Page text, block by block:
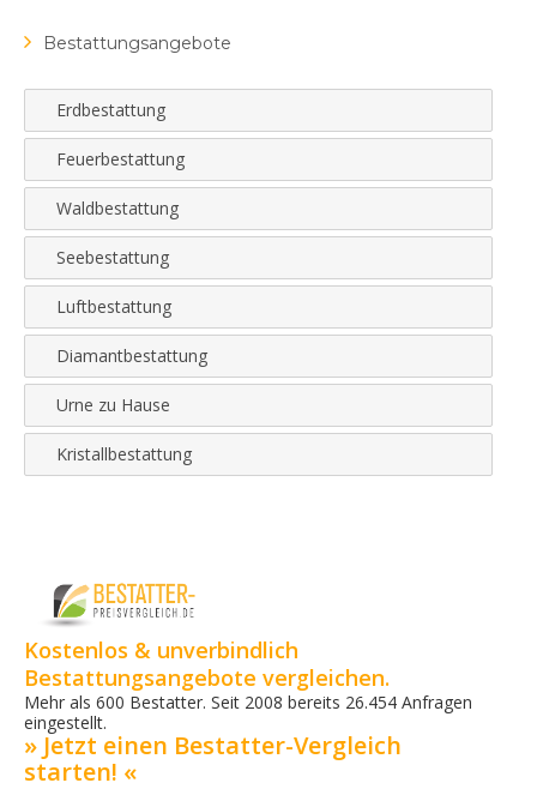
Bestattungsangebote
Erdbestattung
Feuerbestattung
Waldbestattung
Seebestattung
Luftbestattung
Diamantbestattung
Urne zu Hause
Kristallbestattung
Kostenlos & unverbindlich
Bestattungsangebote vergleichen.
Mehr als 600 Bestatter. Seit 2008 bereits 26.454 Anfragen
eingestellt.
» Jetzt einen Bestatter-Vergleich
starten! «